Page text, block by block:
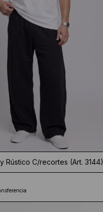
Rústico C/recortes (Art. 3144)